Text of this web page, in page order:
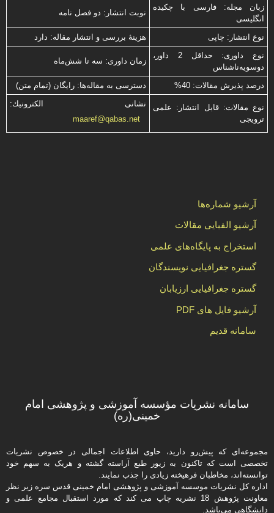
زبان مجله: فارسی با چكیده
انگلیسی
نوبت انتشار: دو فصل نامه
نوع انتشار: چاپی
هزینۀ بررسی و انتشار مقاله: دارد
نوع داوری: حداقل 2 داور،
دوسویه‌ناشناس
زمان داوری: سه تا شش‌ماه
درصد پذیرش مقالات: 40% دسترسی به مقاله‌ها: رایگان (تمام متن)
نوع مقالات: قابل انتشار: علمی
ترویجی
نشانی الكترونیك:
maaref@qabas.net
آرشیو شماره‌ها
آرشیو الفبایی مقالات
استخراج به پایگاه‌های علمی
گستره جغرافیایی نویسندگان
گستره جغرافیایی ارزیابان
آرشیو فایل های PDF
سامانه قدیم
سامانه نشریات مؤسسه آموزشی و پژوهشی امام
خمینی(ره)
مجموعه‌ای که پیش‌رو دارید،‌ حاوی اطلاعات اجمالی در خصوص نشریات
تخصصی است که تاکنون به زیور طبع آراسته گشته و هریک به سهم خود
توانسته‌اند، مخاطبان فرهیخته‌ زیادی را جذب نمایند.
اداره كل نشریات موسسه آموزشی و پژوهشی امام خمینی قدس سره زیر نظر
معاونت پژوهش 18 نشریه چاپ می کند که مورد استقبال مجامع علمی و
دانشگاهی می‌باشد.